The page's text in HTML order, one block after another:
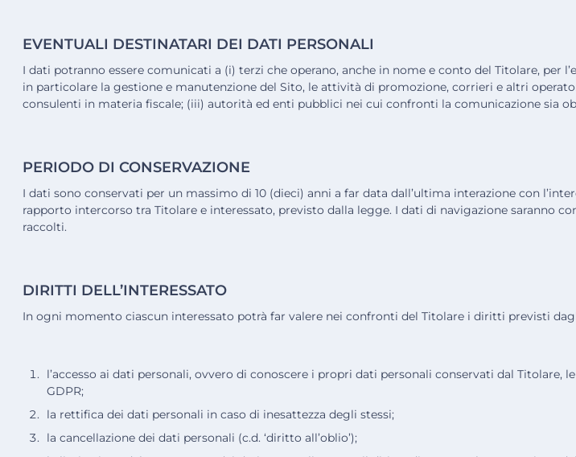
EVENTUALI DESTINATARI DEI DATI PERSONALI
I dati potranno essere comunicati a (i) terzi che operano, anche in nome e conto del Titolare, per
in particolare la gestione e manutenzione del Sito, le attività di promozione, corrieri e altri
consulenti in materia fiscale; (iii) autorità ed enti pubblici nei cui confronti la comunicazione sia
PERIODO DI CONSERVAZIONE
I dati sono conservati per un massimo di 10 (dieci) anni a far data dall’ultima interazione con
rapporto intercorso tra Titolare e interessato, previsto dalla legge. I dati di navigazione saranno
raccolti.
DIRITTI DELL’INTERESSATO
In ogni momento ciascun interessato potrà far valere nei confronti del Titolare i diritti previsti
l’accesso ai dati personali, ovvero di conoscere i propri dati personali conservati dal
GDPR;
la rettifica dei dati personali in caso di inesattezza degli stessi;
la cancellazione dei dati personali (c.d. ‘diritto all’oblio’);